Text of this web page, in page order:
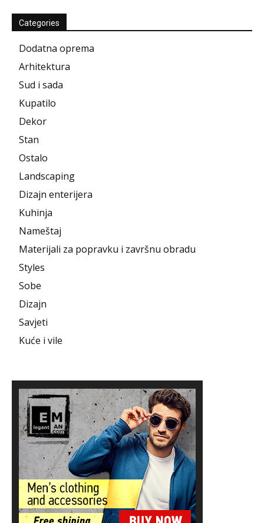
Categories
Dodatna oprema
Arhitektura
Sud i sada
Kupatilo
Dekor
Stan
Ostalo
Landscaping
Dizajn enterijera
Kuhinja
Nameštaj
Materijali za popravku i završnu obradu
Styles
Sobe
Dizajn
Savjeti
Kuće i vile